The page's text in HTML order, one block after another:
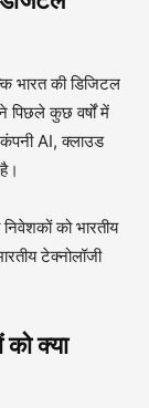
भारत की डिजिटल
पिछले कुछ वर्षों में
AI, क्लाउड
को भारतीय
टेक्नोलॉजी
क्या